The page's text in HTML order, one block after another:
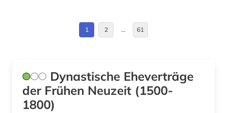
arabisch (1) Griechenland (1)
1 2 … 61
Dynastische Eheverträge
der Frühen Neuzeit (1500-
1800)